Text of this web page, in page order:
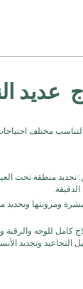
مختلف احتياجات
منطقة تحت العين
ومرونتها وتحديد
للوجه والرقبة
وتجديد الأنسجة.